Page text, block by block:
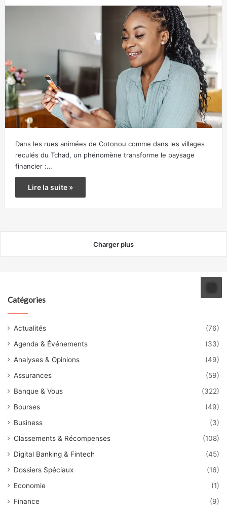
Dans les rues animées de Cotonou comme dans les villages
reculés du Tchad, un phénomène transforme le paysage
financier :…
Lire la suite »
Charger plus
Catégories
Actualités
(76)
Agenda & Événements
(33)
Analyses & Opinions
(49)
Assurances
(59)
Banque & Vous
(322)
Bourses
(49)
Business
(3)
Classements & Récompenses
(108)
Digital Banking & Fintech
(45)
Dossiers Spéciaux
(16)
Economie
(1)
Finance
(9)